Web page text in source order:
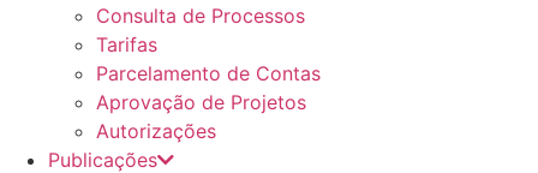
Consulta de Processos
Tarifas
Parcelamento de Contas
Aprovação de Projetos
Autorizações
Publicações